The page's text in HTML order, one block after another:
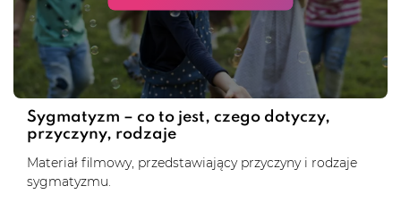
Sygmatyzm – co to jest, czego dotyczy,
przyczyny, rodzaje
Materiał filmowy, przedstawiający przyczyny i rodzaje
sygmatyzmu.